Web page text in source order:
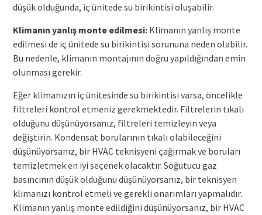
düşük olduğunda, iç ünitede su birikintisi oluşabilir.
Klimanın yanlış monte edilmesi:Klimanın yanlış monte
edilmesi de iç ünitede su birikintisi sorununa neden olabilir.
Bu nedenle, klimanın montajının doğru yapıldığından emin
olunması gerekir.
Eğer klimanızın iç ünitesinde su birikintisi varsa, öncelikle
filtreleri kontrol etmeniz gerekmektedir. Filtrelerin tıkalı
olduğunu düşünüyorsanız, filtreleri temizleyin veya
değiştirin. Kondensat borularının tıkalı olabileceğini
düşünüyorsanız, bir HVAC teknisyeni çağırmak ve boruları
temizletmek en iyi seçenek olacaktır. Soğutucu gaz
basıncının düşük olduğunu düşünüyorsanız, bir teknisyen
klimanızı kontrol etmeli ve gerekli onarımları yapmalıdır.
Klimanın yanlış monte edildiğini düşünüyorsanız, bir HVAC